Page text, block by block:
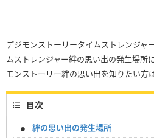
デジモンストーリータイムストレンジャ
ムストレンジャー絆の思い出の発生場所
モンストーリー絆の思い出を知りたい方
目次
絆の思い出の発生場所